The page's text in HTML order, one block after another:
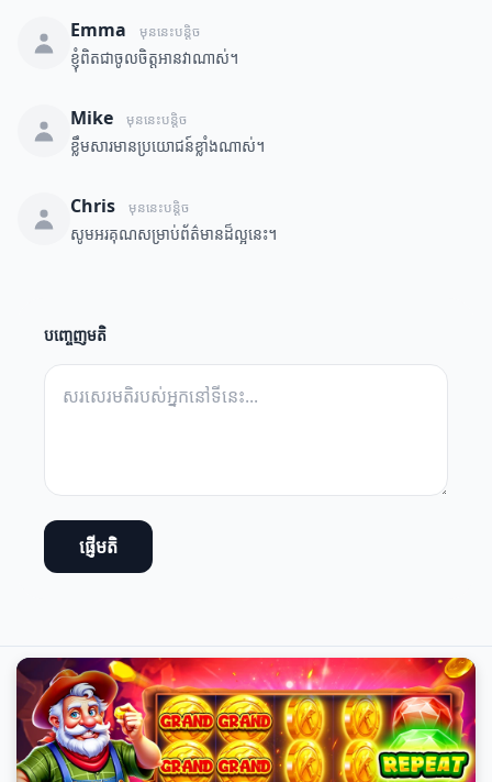
Emma មុននេះបន្តិច
ខ្ញុំពិតជាចូលចិត្តអានវាណាស់។
Mike មុននេះបន្តិច
ខ្លឹមសារមានប្រយោជន៍ខ្លាំងណាស់។
Chris មុននេះបន្តិច
សូមអរគុណសម្រាប់ព័ត៌មានដ៏ល្អនេះ។
បញ្ចេញមតិ
ផ្ញើមតិ